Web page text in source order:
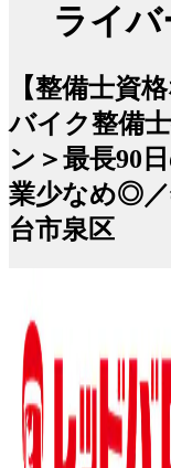
ライバ
【整備士資
バイク整備
ン＞最長90
業少なめ◎／
台市泉区